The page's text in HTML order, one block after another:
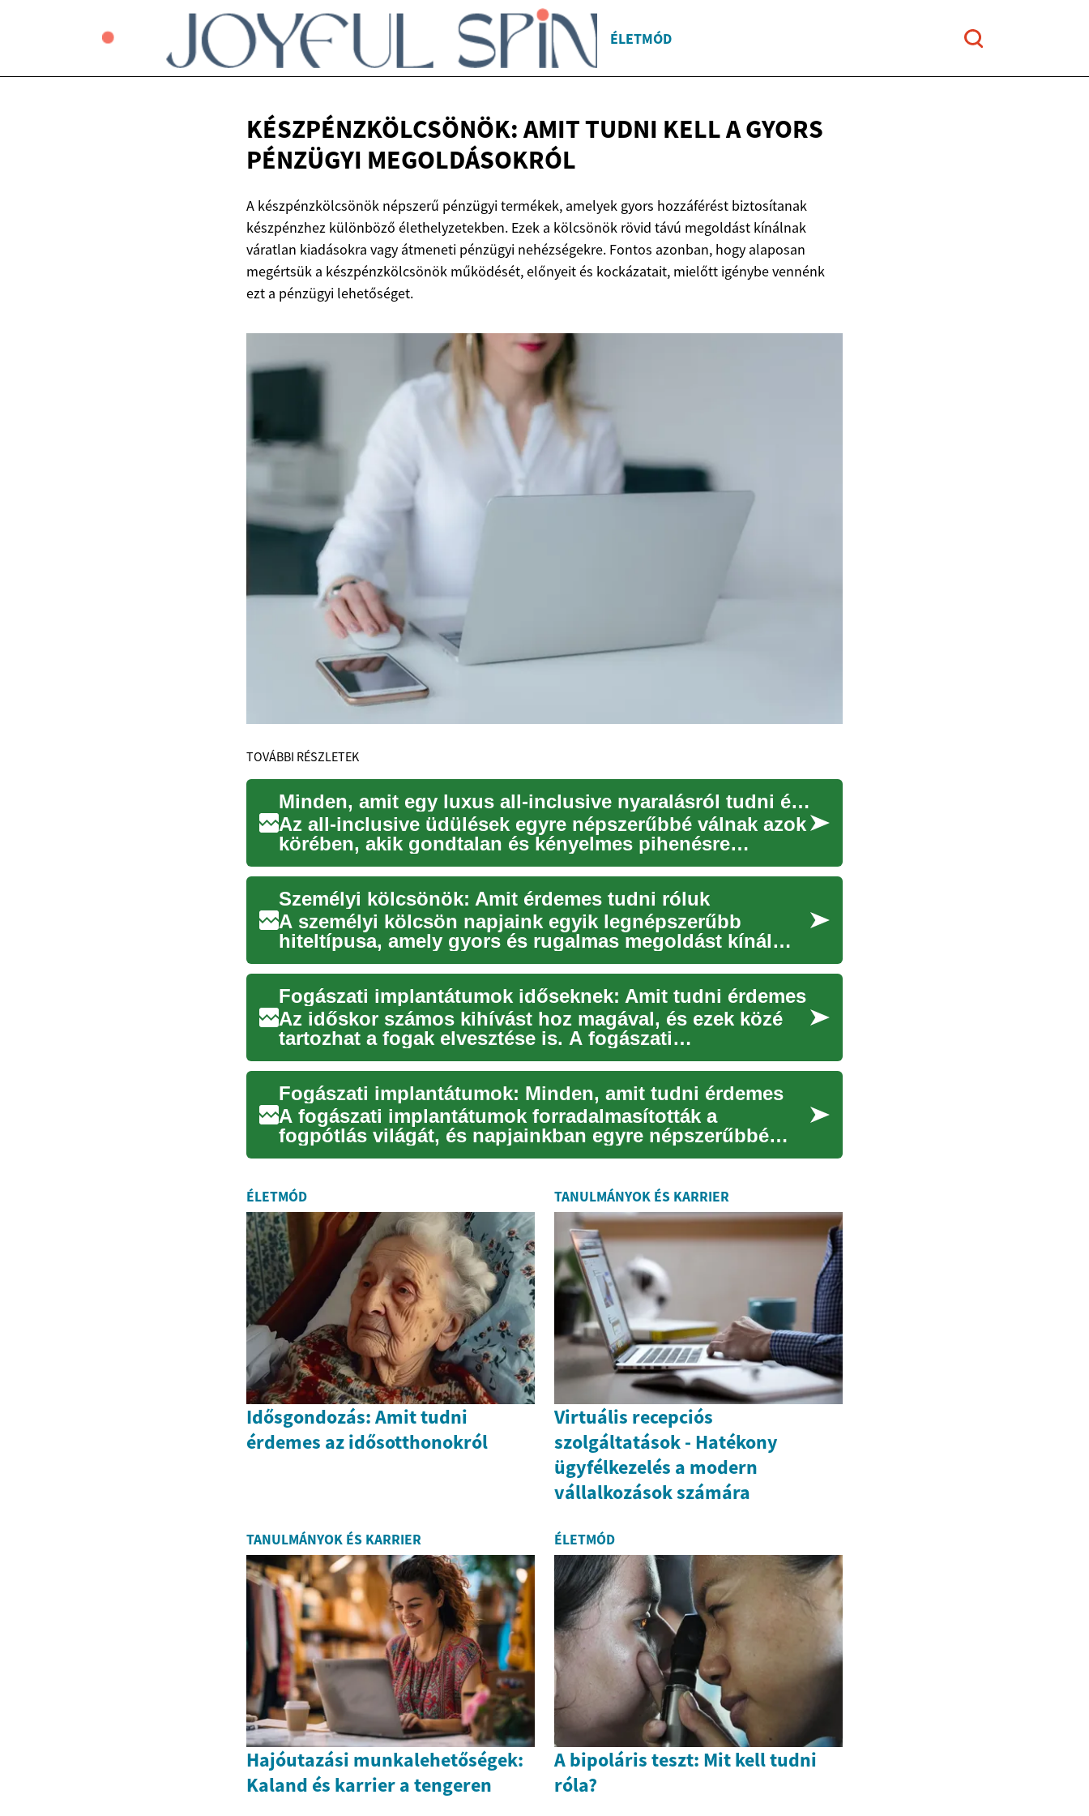
ÉLETMÓD
KÉSZPÉNZKÖLCSÖNÖK: AMIT TUDNI KELL A GYORS
PÉNZÜGYI MEGOLDÁSOKRÓL
A készpénzkölcsönök népszerű pénzügyi termékek, amelyek gyors hozzáférést biztosítanak
készpénzhez különböző élethelyzetekben. Ezek a kölcsönök rövid távú megoldást kínálnak
váratlan kiadásokra vagy átmeneti pénzügyi nehézségekre. Fontos azonban, hogy alaposan
megértsük a készpénzkölcsönök működését, előnyeit és kockázatait, mielőtt igénybe vennénk
ezt a pénzügyi lehetőséget.
TOVÁBBI RÉSZLETEK
Minden, amit egy luxus all-inclusive nyaralásról tudni érdemes
Az all-inclusive üdülések egyre népszerűbbé válnak azok
körében, akik gondtalan és kényelmes pihenésre
vágynak. Ez a ...
Személyi kölcsönök: Amit érdemes tudni róluk
A személyi kölcsön napjaink egyik legnépszerűbb
hiteltípusa, amely gyors és rugalmas megoldást kínál
különböző pénzüg...
Fogászati implantátumok időseknek: Amit tudni érdemes
Az időskor számos kihívást hoz magával, és ezek közé
tartozhat a fogak elvesztése is. A fogászati
implantátumok azonb...
Fogászati implantátumok: Minden, amit tudni érdemes
A fogászati implantátumok forradalmasították a
fogpótlás világát, és napjainkban egyre népszerűbbé
válnak azok körébe...
ÉLETMÓD
Idősgondozás: Amit tudni
érdemes az idősotthonokról
TANULMÁNYOK ÉS KARRIER
Virtuális recepciós
szolgáltatások - Hatékony
ügyfélkezelés a modern
vállalkozások számára
TANULMÁNYOK ÉS KARRIER
Hajóutazási munkalehetőségek:
Kaland és karrier a tengeren
ÉLETMÓD
A bipoláris teszt: Mit kell tudni
róla?